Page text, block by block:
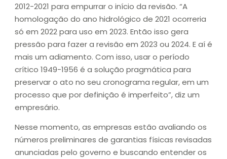
2012-2021 para empurrar o início da revisão. “A
homologação do ano hidrológico de 2021 ocorreria
só em 2022 para uso em 2023. Então isso gera
pressão para fazer a revisão em 2023 ou 2024. E aí é
mais um adiamento. Com isso, usar o período
crítico 1949-1956 é a solução pragmática para
preservar o ato no seu cronograma regular, em um
processo que por definição é imperfeito”, diz um
empresário.
Nesse momento, as empresas estão avaliando os
números preliminares de garantias físicas revisadas
anunciadas pelo governo e buscando entender os